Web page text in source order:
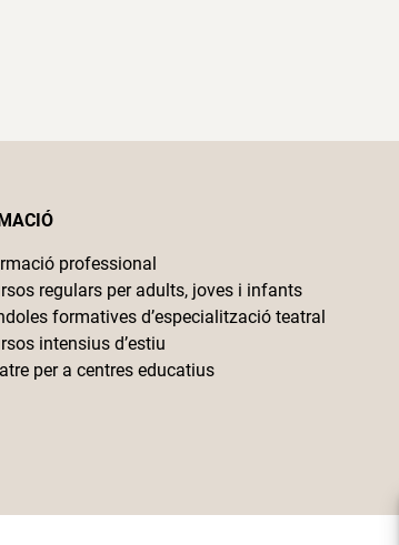
professional
regulars per adults, joves i infants
formatives d’especialització teatral
intensius d’estiu
per a centres educatius